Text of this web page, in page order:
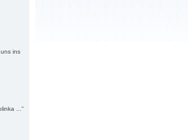
ins
..."